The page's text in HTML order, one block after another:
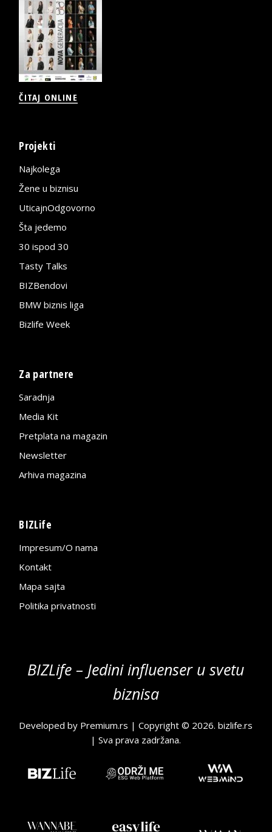
ČITAJ ONLINE
Projekti
Najkolega
Žene u biznisu
UticajnOdgovorno
Šta jedemo
30 ispod 30
Tasty Talks
BIZBendovi
BMW biznis liga
Bizlife Week
Za partnere
Saradnja
Media Kit
Pretplata na magazin
Newsletter
Arhiva magazina
BIZLife
Impresum/O nama
Kontakt
Mapa sajta
Politika privatnosti
BIZLife – Jedini influenser u svetu
biznisa
Developed by Premium.rs | Copyright © 2026.bizlife.rs
| Sva prava zadržana.